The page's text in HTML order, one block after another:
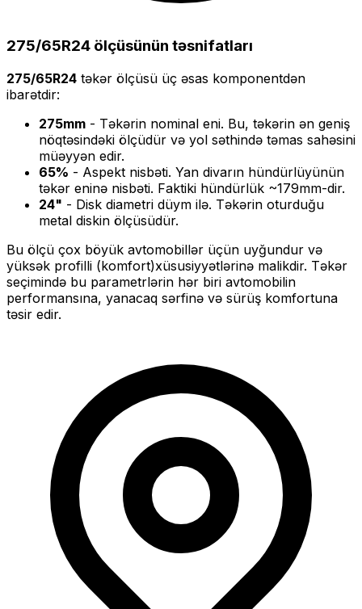
275/65R24 ölçüsünün təsnifatları
275/65R24 təkər ölçüsü üç əsas komponentdən
ibarətdir:
275mm - Təkərin nominal eni. Bu, təkərin ən geniş
nöqtəsindəki ölçüdür və yol səthində təmas sahəsini
müəyyən edir.
65% - Aspekt nisbəti. Yan divarın hündürlüyünün
təkər eninə nisbəti. Faktiki hündürlük ~179mm-dir.
24" - Disk diametri düym ilə. Təkərin oturduğu
metal diskin ölçüsüdür.
Bu ölçü çox böyük avtomobillər üçün uyğundur və
yüksək profilli (komfort)xüsusiyyətlərinə malikdir. Təkər
seçimində bu parametrlərin hər biri avtomobilin
performansına, yanacaq sərfinə və sürüş komfortuna
təsir edir.